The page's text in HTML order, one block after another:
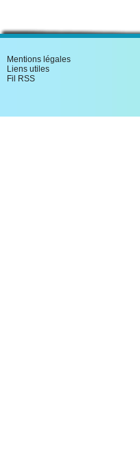
Mentions légales
Liens utiles
Fil RSS